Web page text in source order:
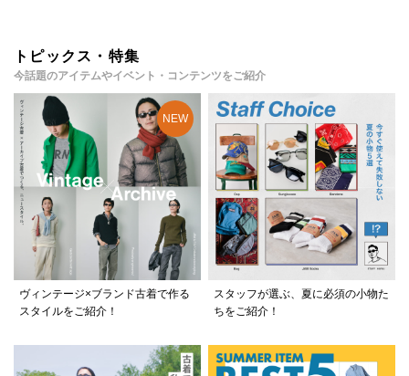
トピックス・特集
今話題のアイテムやイベント・コンテンツをご紹介
ヴィンテージ×ブランド古着で作る
スタイルをご紹介！
スタッフが選ぶ、夏に必須の小物た
ちをご紹介！